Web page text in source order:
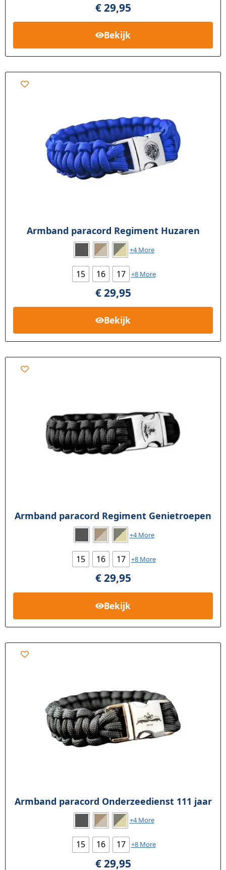
€29,95
Bekijk
Armband paracord Regiment Huzaren
+4 More
15 16 17 +8 More
€29,95
Bekijk
Armband paracord Regiment Genietroepen
+4 More
15 16 17 +8 More
€29,95
Bekijk
Armband paracord Onderzeedienst 111 jaar
+4 More
15 16 17 +8 More
€29,95